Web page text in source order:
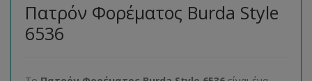
Πατρόν Φορέματος Burda Style
6536